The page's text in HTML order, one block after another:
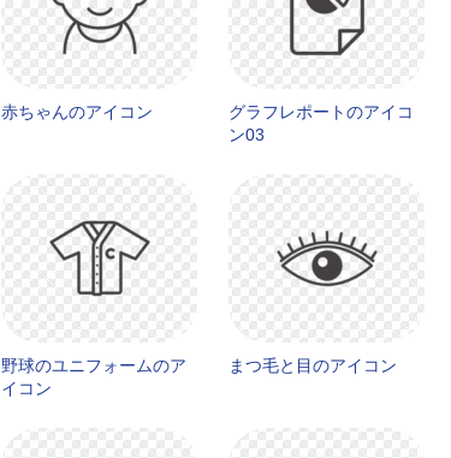
赤ちゃんのアイコン
グラフレポートのアイコ
ン03
野球のユニフォームのア
イコン
まつ毛と目のアイコン